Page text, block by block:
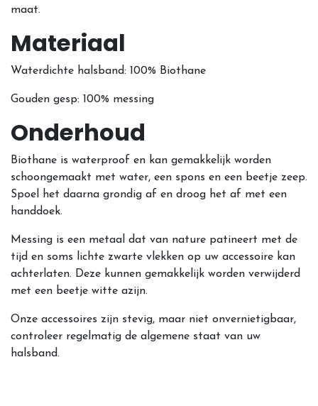
maat.
Materiaal
Waterdichte halsband: 100% Biothane
Gouden gesp: 100% messing
Onderhoud
Biothane is waterproof en kan gemakkelijk worden
schoongemaakt met water, een spons en een beetje zeep.
Spoel het daarna grondig af en droog het af met een
handdoek.
Messing is een metaal dat van nature patineert met de
tijd en soms lichte zwarte vlekken op uw accessoire kan
achterlaten. Deze kunnen gemakkelijk worden verwijderd
met een beetje witte azijn.
Onze accessoires zijn stevig, maar niet onvernietigbaar,
controleer regelmatig de algemene staat van uw
halsband.